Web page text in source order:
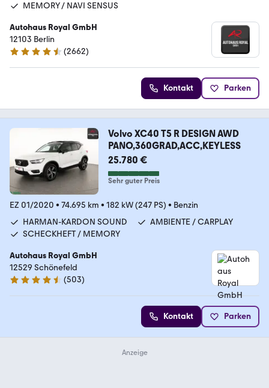
MEMORY / NAVI SENSUS
Autohaus Royal GmbH
12103 Berlin
4.6 Sterne
(2662)
Kontakt Parken
Volvo XC40 T5 R DESIGN AWD
PANO,360GRAD,ACC,KEYLESS
25.780 €
Sehr guter Preis
EZ 01/2020 • 74.695 km • 182 kW (247 PS) • Benzin
HARMAN-KARDON SOUND
AMBIENTE / CARPLAY
SCHECKHEFT / MEMORY
Autohaus Royal GmbH
12529 Schönefeld
4.7 Sterne
(503)
Kontakt Parken